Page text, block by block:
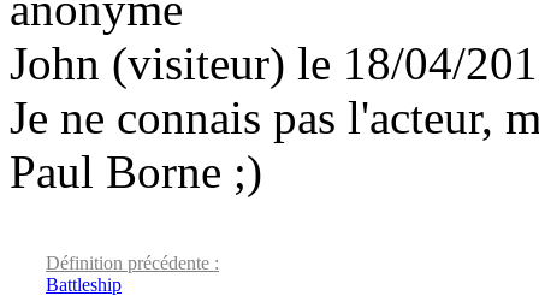
John (visiteur) le 18/04/
Je ne connais pas l'acteur,
Paul Borne ;)
Définition précédente :
Battleship